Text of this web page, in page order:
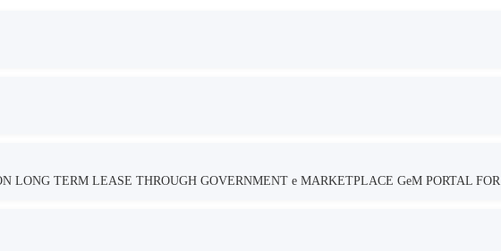
LONG TERM LEASE THROUGH GOVERNMENT e MARKETPLACE GeM PORTAL FOR